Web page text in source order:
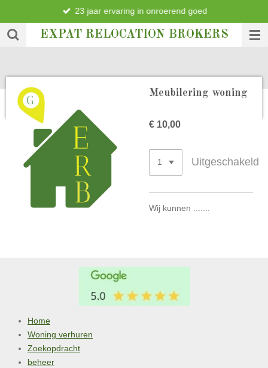
direct
naar
EXPAT RELOCATION BROKERS
23 jaar ervaring in onroerend goed
Meubilering woning
€ 10,00
Uitgeschakeld
Wij kunnen .......
Home
Woning verhuren
Zoekopdracht
beheer